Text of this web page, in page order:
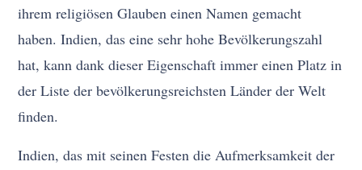
ihrem religiösen Glauben einen Namen gemacht
haben. Indien, das eine sehr hohe Bevölkerungszahl
hat, kann dank dieser Eigenschaft immer einen Platz in
der Liste der bevölkerungsreichsten Länder der Welt
finden.
Indien, das mit seinen Festen die Aufmerksamkeit der